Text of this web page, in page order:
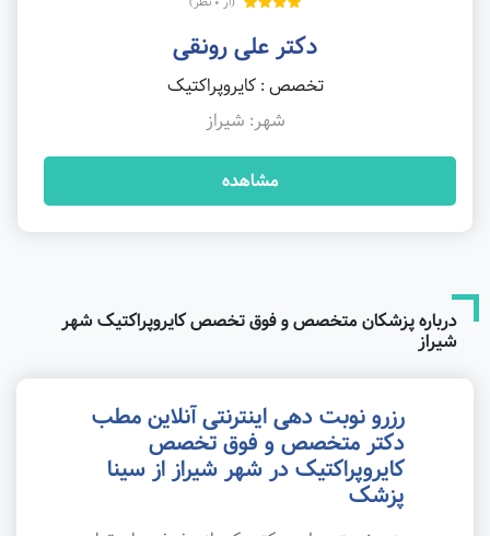
دکتر علی رونقی
تخصص : کایروپراکتیک
شهر: شیراز
مشاهده
درباره پزشکان متخصص و فوق تخصص کایروپراکتیک شهر
شیراز
رزرو نوبت دهی اینترنتی آنلاین مطب
دکتر متخصص و فوق تخصص
کایروپراکتیک در شهر شیراز از سینا
پزشک